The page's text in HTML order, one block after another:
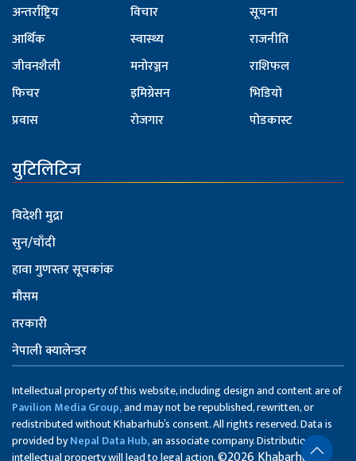
अन्तर्राष्ट्रिय
आर्थिक
जीवनशैली
फिचर
प्रवास
विचार
स्वास्थ्य
मनोरञ्जन
इमिग्रेसन
रोजगार
सूचना
राजनीति
राशिफल
भिडियो
पोडकास्ट
युटिलिटिज
विदेशी मुद्रा
सुन/चाँदी
हावा गुणस्तर सूचकांक
मौसम
तरकारी
नेपाली क्यालेन्डर
Intellectual property of this website, including design and content are of
Pavilion Media Group,and may not be republished, rewritten, or
redistributed without Khabarhub’s consent. All rights reserved. Data is
provided byNepal Data Hub,an associate company. Distribution of
intellectual property will lead to legal action.